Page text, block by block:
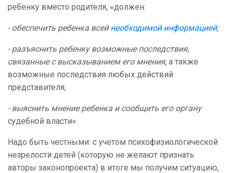
ребенку вместо родителя, «должен:
- обеспечить ребенка всей необходимой информацией;
- разъяснить ребенку возможные последствия,
связанные с высказыванием его мнения, а также
возможные последствия любых действий
представителя;
- выяснить мнение ребенка и сообщить его органу
судебной власти».
Надо быть честными: с учетом психофизиологической
незрелости детей (которую не желают признать
авторы законопроекта) в итоге мы получим ситуацию,